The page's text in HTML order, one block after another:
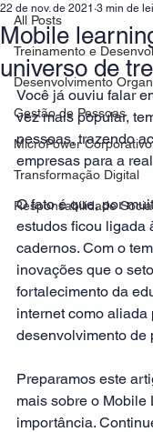
All Posts
Treinamento e
Desenvolvimento
Gestão de Pessoas
MicroPower Corporativo
Transformação Digital
Responsabilidade
Mobile
universo de
22 de nov. de 2021 3 min de
Você já ouviu falar
vez mais popular,
pessoas, trazendo
empresas para a
O fato é que, por
estudos ficou ligada
cadernos. Com o
inovações que o
fortalecimento da
internet como aliada
desenvolvimento de
Preparamos este
mais sobre o
importância.